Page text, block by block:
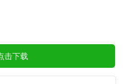
击下载